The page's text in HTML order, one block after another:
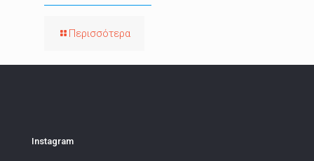
Περισσότερα
Instagram